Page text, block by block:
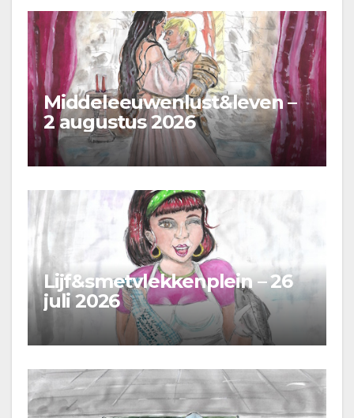
Middeleeuwenlust&leven –
2 augustus 2026
Lijf&smetvlekkenplein – 26
juli 2026